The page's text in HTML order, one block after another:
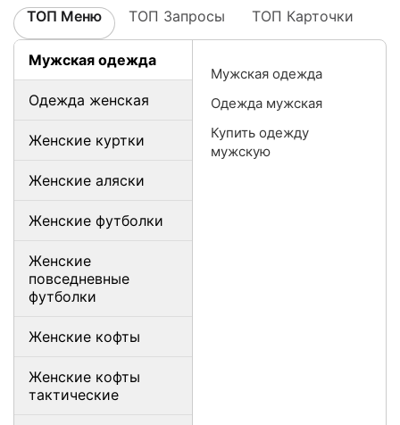
ТОП Меню ТОП Запросы ТОП Карточки
Мужская одежда
Одежда женская
Женские куртки
Женские аляски
Женские футболки
Женские
повседневные
футболки
Женские кофты
Женские кофты
тактические
Мужская одежда
Одежда мужская
Купить одежду
мужскую